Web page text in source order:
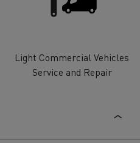
Light Commercial Vehicles
Service and Repair